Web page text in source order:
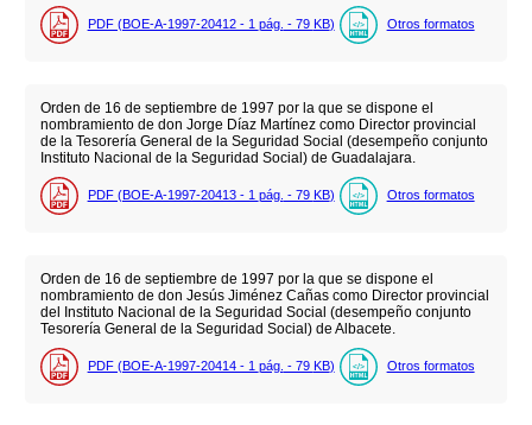
PDF (BOE-A-1997-20412 - 1 pág. - 79 KB) Otros formatos
Orden de 16 de septiembre de 1997 por la que se dispone el
nombramiento de don Jorge Díaz Martínez como Director provincial
de la Tesorería General de la Seguridad Social (desempeño conjunto
Instituto Nacional de la Seguridad Social) de Guadalajara.
PDF (BOE-A-1997-20413 - 1 pág. - 79 KB) Otros formatos
Orden de 16 de septiembre de 1997 por la que se dispone el
nombramiento de don Jesús Jiménez Cañas como Director provincial
del Instituto Nacional de la Seguridad Social (desempeño conjunto
Tesorería General de la Seguridad Social) de Albacete.
PDF (BOE-A-1997-20414 - 1 pág. - 79 KB) Otros formatos